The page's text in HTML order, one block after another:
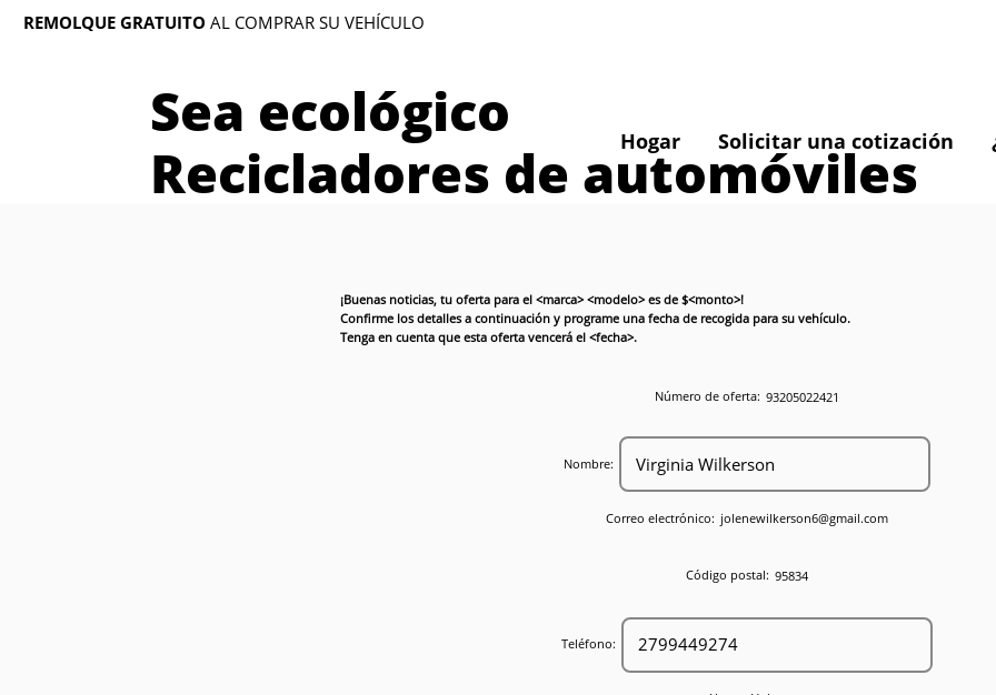
REMOLQUE GRATUITO AL COMPRAR SU VEHÍCULO
Hogar Solicitar una cotización
Sea ecológico
Recicladores de automóviles
¡Buenas noticias, tu oferta para el <marca> <modelo> es de $<monto>!
Confirme los detalles a continuación y programe una fecha de recogida para su vehículo.
Tenga en cuenta que esta oferta vencerá el <fecha>.
Número de oferta: 93205022421
Nombre:
Correo electrónico: jolenewilkerson6@gmail.com
Código postal: 95834
Teléfono: